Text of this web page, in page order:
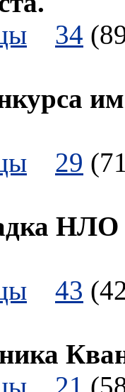
34
29
НЛО
43